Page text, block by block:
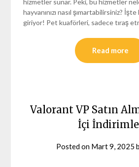
hayvanınızı nasıl şımartabilirsiniz?
giriyor! Pet kuaförleri, sadece tıraş
Read more
Valorant VP Satın
İçi
Posted on Mart 9, 2025